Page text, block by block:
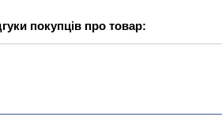
покупців про товар: